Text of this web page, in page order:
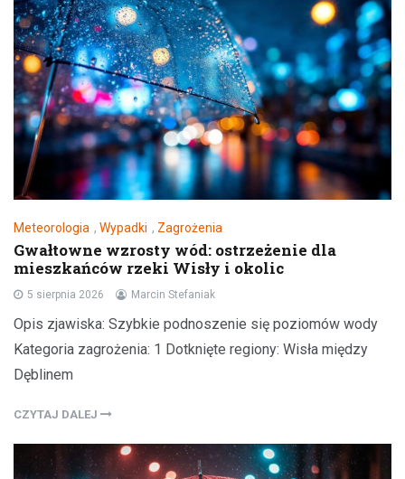
Meteorologia , Wypadki , Zagrożenia
Gwałtowne wzrosty wód: ostrzeżenie dla
mieszkańców rzeki Wisły i okolic
5 sierpnia 2026 Marcin Stefaniak
Opis zjawiska: Szybkie podnoszenie się poziomów wody
Kategoria zagrożenia: 1 Dotknięte regiony: Wisła między
Dęblinem
CZYTAJ DALEJ